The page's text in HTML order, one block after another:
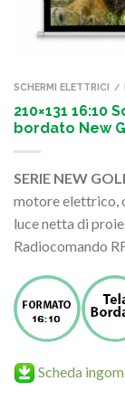
SCHERMI ELETTRICI /
210×131
bordato New
SERIE NEW
motore elettrico,
luce netta di
Radiocomando
Scheda